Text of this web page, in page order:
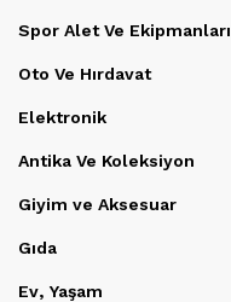
Spor Alet Ve Ekipmanları
Oto Ve Hırdavat
Elektronik
Antika Ve Koleksiyon
Giyim ve Aksesuar
Gıda
Ev, Yaşam